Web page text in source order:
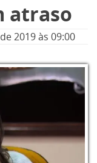
atraso
2019às 09:00